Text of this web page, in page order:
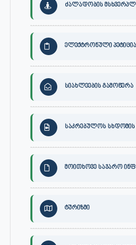
ძალადობის
ელექტრონული პეტიცია
სიახლეების გამოწერა
საკრებულოს
მოითხოვე საჯარო
ტურიზმი